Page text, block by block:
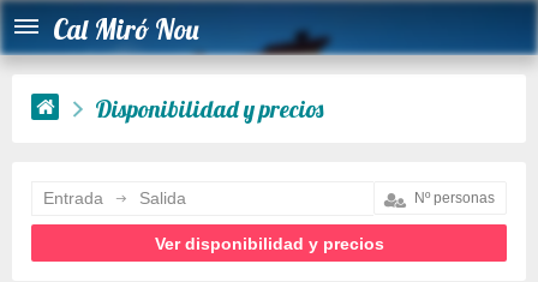
Cal Miró Nou
Disponibilidad y precios
Entrada Salida